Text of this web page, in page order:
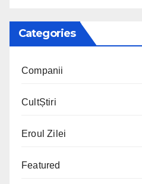
Categories
Companii
CultȘtiri
Eroul Zilei
Featured